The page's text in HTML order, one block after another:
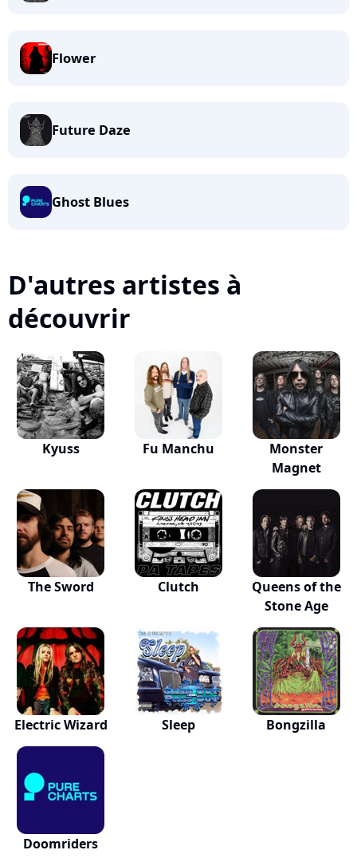
Flower
Future Daze
Ghost Blues
D'autres artistes à
découvrir
Kyuss Fu Manchu
Monster
Magnet
The Sword Clutch
Queens of the
Stone Age
Electric Wizard Sleep Bongzilla
Doomriders